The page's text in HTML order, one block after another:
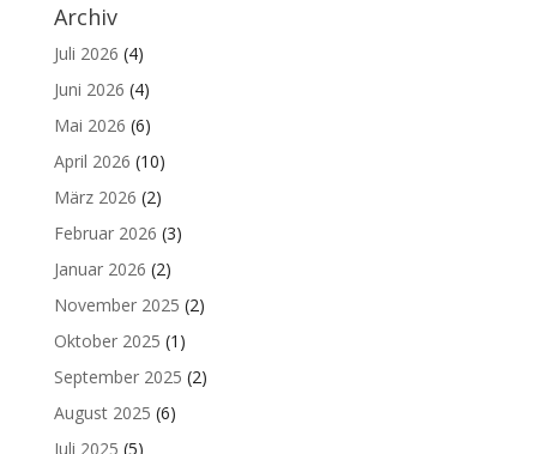
Archiv
Juli 2026 (4)
Juni 2026 (4)
Mai 2026 (6)
April 2026 (10)
März 2026 (2)
Februar 2026 (3)
Januar 2026 (2)
November 2025 (2)
Oktober 2025 (1)
September 2025 (2)
August 2025 (6)
Juli 2025 (5)